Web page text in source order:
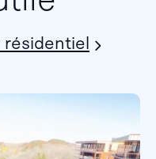
résidentiel